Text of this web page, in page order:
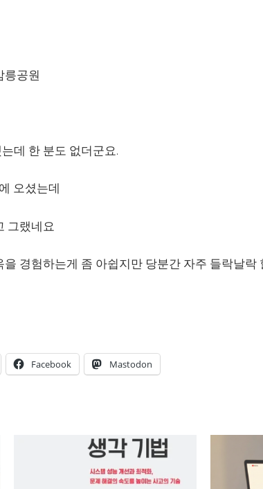
릉공원
데 한 분도 없더군요.
오셨는데
그랬네요
경험하는게 좀 아쉽지만 당분간 자주 들락날락
Facebook Mastodon